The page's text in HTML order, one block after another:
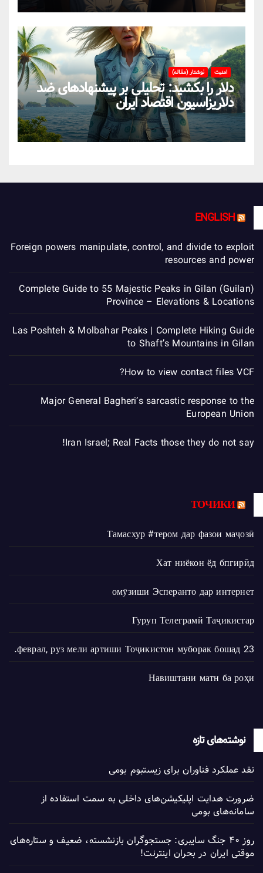
امنیت نوشتار (مقاله)
دلار را بکشید: تحلیلی بر پیشنهادهای ضد
دلاریزاسیون اقتصاد ایران
ENGLISH
Foreign powers manipulate, control, and divide to exploit
resources and power
Complete Guide to 55 Majestic Peaks in Gilan (Guilan)
Province – Elevations & Locations
Las Poshteh & Molbahar Peaks | Complete Hiking Guide
to Shaft’s Mountains in Gilan
How to view contact files VCF?
Major General Bagheri’s sarcastic response to the
European Union
Iran Israel; Real Facts those they do not say!
ТОЧИКИ
Тамасхур #тером дар фазои маҷозӣ
Хат ниёкон ёд бпгирӣд
омӯзиши Эсперанто дар интернет
Гуруп Телеграмй Таҷикистар
23 феврал, руз мели артиши Тоҷикистон муборак бошад.
Навиштани матн ба роҳи
نوشته‌های تازه
نقد عملکرد فناوران برای زیستبوم بومی
ضرورت هدایت اپلیکیشن‌های داخلی به سمت استفاده از
سامانه‌های بومی
روز ۴۰ جنگ سایبری: جستجوگران بازنشسته، ضعیف و ستاره‌های
موقتی ایران در بحران اینترنت!